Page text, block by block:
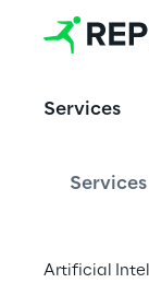
Services
Services
Artificial